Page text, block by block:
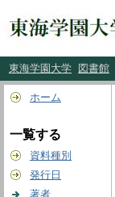
東海学園大学 図書館
ホーム
一覧する
資料種別
発行日
著者